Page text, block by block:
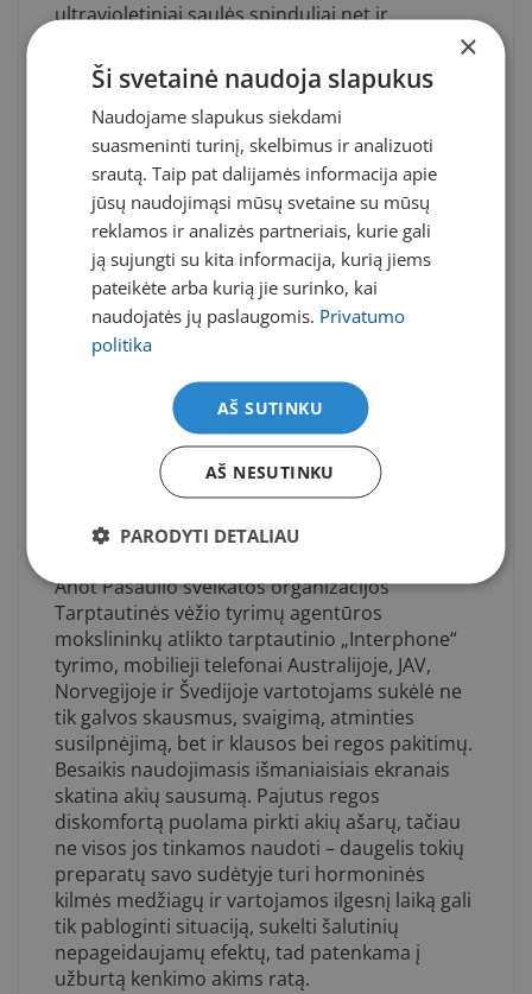
ultravioletiniai saulės spinduliai net ir
apniukusią dieną skverbiasi pro akies rageną ir,
filtruojami lęšiuko bei patekdami giliau į akį,
pasiekia tinklainę. Dėl šios priežasties, akis
ilgesnį laiką veikiant šiems spinduliams,
padidėja tokių ligų, kaip fotokeratito (sniego
aklumo), kataraktos, makulos degeneracinės
(geltonosios dėmės), akių vokų odos vėžio,
tinklainės, ragenos pažeidimų tikimybė. Nuo
vienų ligų galima išsisukti lengviau – pavyzdžiui,
fotokeratitas, nors ir sukelia diskomfortą –
parausta ir intensyviai ašaroja akys, tačiau šie
simptomai retai virsta komplikacijomis – tačiau
kitos regai gali turėti rimtų pasekmių.
Taip pat regėjimui kenkia minėtosios
mikrobangos, kurių akys sugeria ypač daug
kasdien vis daugiau laiko praleidžiant prie
kompiuterių ar išmaniųjų telefonų. Kadangi
net ne po vieną, jie yra didžiausias
Anot Pasaulio sveikatos organizacijos
Tarptautinės vėžio tyrimų agentūros
mokslininkų atlikto tarptautinio „Interphone“
tyrimo, mobilieji telefonai Australijoje, JAV,
Norvegijoje ir Švedijoje vartotojams sukėlė ne
tik galvos skausmus, svaigimą, atminties
susilpnėjimą, bet ir klausos bei regos pakitimų.
Besaikis naudojimasis išmaniaisiais ekranais
skatina akių sausumą. Pajutus regos
diskomfortą puolama pirkti akių ašarų, tačiau
ne visos jos tinkamos naudoti – daugelis tokių
preparatų savo sudėtyje turi hormoninės
kilmės medžiagų ir vartojamos ilgesnį laiką gali
tik pabloginti situaciją, sukelti šalutinių
nepageidaujamų efektų, tad patenkama į
užburtą kenkimo akims ratą.
×
Ši svetainė naudoja slapukus
Naudojame slapukus siekdami
suasmeninti turinį, skelbimus ir analizuoti
srautą. Taip pat dalijamės informacija apie
jūsų naudojimąsi mūsų svetaine su mūsų
reklamos ir analizės partneriais, kurie gali
ją sujungti su kita informacija, kurią jiems
pateikėte arba kurią jie surinko, kai
naudojatės jų paslaugomis. Privatumo
politika
AŠ SUTINKU
AŠ NESUTINKU
PARODYTI DETALIAU